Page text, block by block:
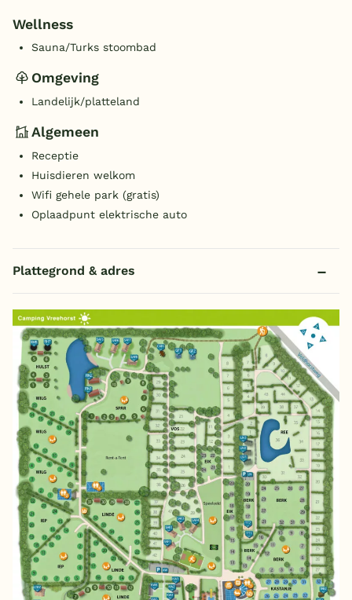
Wellness
Sauna/Turks stoombad
Omgeving
Landelijk/platteland
Algemeen
Receptie
Huisdieren welkom
Wifi gehele park (gratis)
Oplaadpunt elektrische auto
Plattegrond & adres